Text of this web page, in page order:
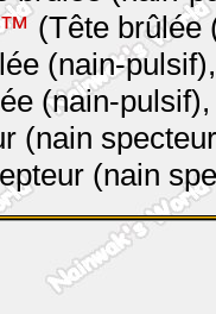
(Tête brûlée
(nain-
(nain-
(nain
(nain